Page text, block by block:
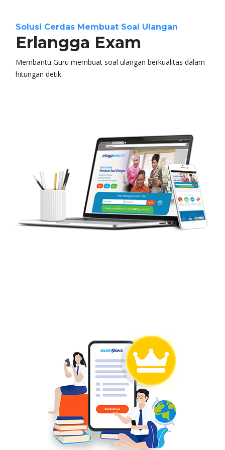
Solusi Cerdas Membuat Soal Ulangan
Erlangga Exam
Membantu Guru membuat soal ulangan berkualitas dalam
hitungan detik.